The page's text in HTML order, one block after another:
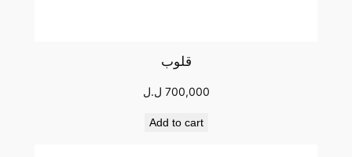
قلوب
700,000 ل.ل
Add to cart